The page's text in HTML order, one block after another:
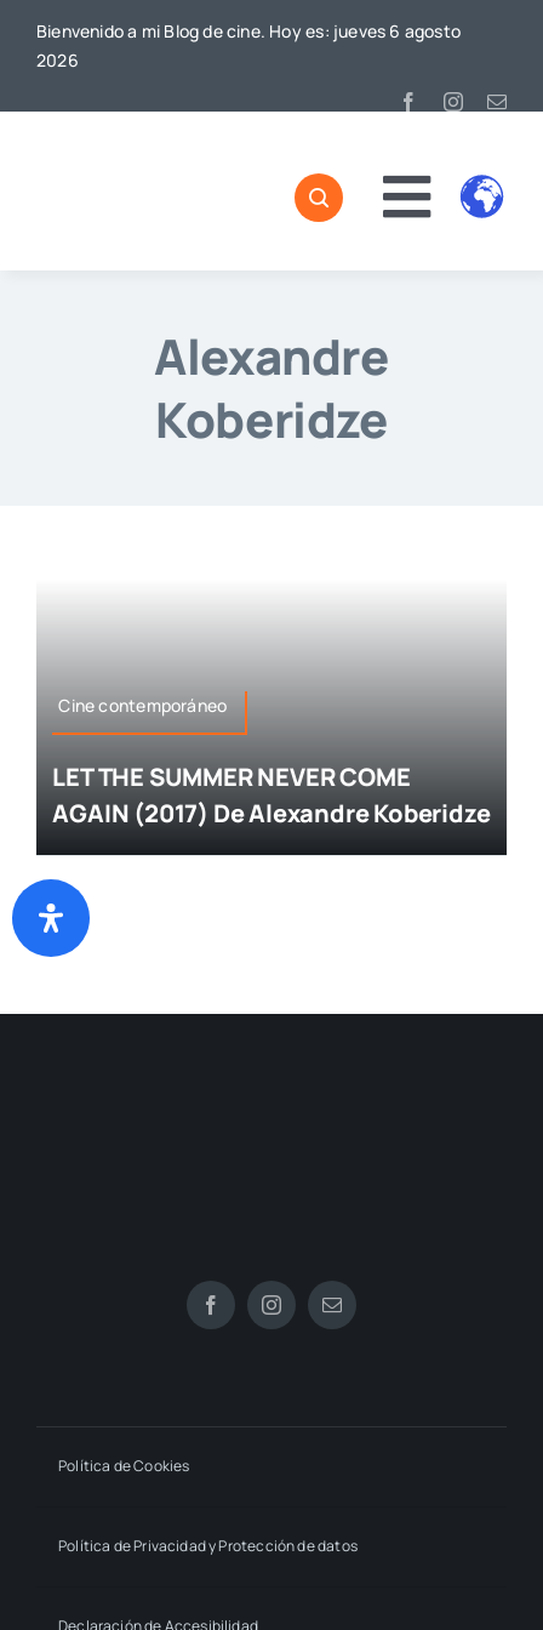
Bienvenido a mi Blog de cine. Hoy es: jueves 6 agosto
2026
Alexandre
Koberidze
Cine contemporáneo
LET THE SUMMER NEVER COME
AGAIN (2017) De Alexandre Koberidze
Política de Cookies
Política de Privacidad y Protección de datos